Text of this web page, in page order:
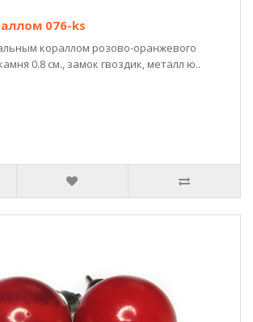
076-ks
кораллом розово-оранжевого
0.8 см., замок гвоздик, металл ю..